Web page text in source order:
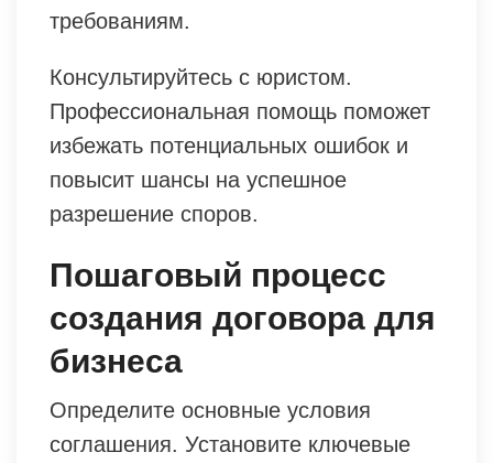
требованиям.
Консультируйтесь с юристом.
Профессиональная помощь поможет
избежать потенциальных ошибок и
повысит шансы на успешное
разрешение споров.
Пошаговый процесс
создания договора для
бизнеса
Определите основные условия
соглашения. Установите ключевые